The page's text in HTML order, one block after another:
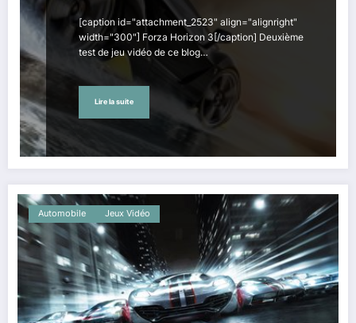
[caption id="attachment_2523" align="alignright"
width="300"] Forza Horizon 3[/caption] Deuxième
test de jeu vidéo de ce blog…
Lire la suite
Automobile Jeux Vidéo